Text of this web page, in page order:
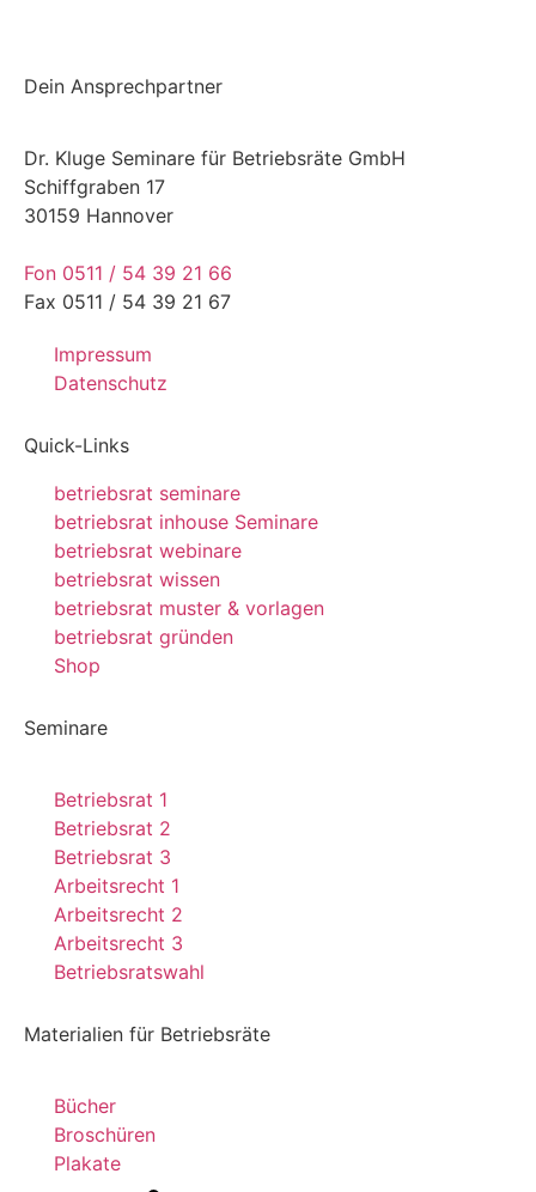
Dein Ansprechpartner
Dr. Kluge Seminare für Betriebsräte GmbH
Schiffgraben 17
30159 Hannover
Fon 0511 / 54 39 21 66
Fax 0511 / 54 39 21 67
Impressum
Datenschutz
Quick-Links
betriebsrat seminare
betriebsrat inhouse Seminare
betriebsrat webinare
betriebsrat wissen
betriebsrat muster & vorlagen
betriebsrat gründen
Shop
Seminare
Betriebsrat 1
Betriebsrat 2
Betriebsrat 3
Arbeitsrecht 1
Arbeitsrecht 2
Arbeitsrecht 3
Betriebsratswahl
Materialien für Betriebsräte
Bücher
Broschüren
Plakate
Kundenbewertungen und Erfahrungen zu